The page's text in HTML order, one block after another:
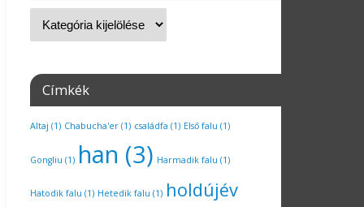
Címkék
Altaj (1) Chabucha'er (1) családfa (1) Első falu (1)
Gongliu (1) han (3) Harmadik falu (1)
Hatodik falu (1) Hetedik falu (1) holdújév